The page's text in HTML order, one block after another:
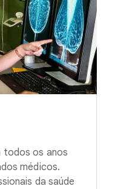
todos os anos
médicos.
da saúde